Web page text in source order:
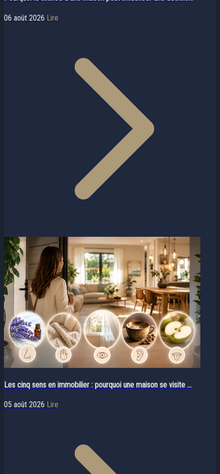
06 août 2026 Lire
Les cinq sens en immobilier : pourquoi une maison se visite ...
05 août 2026 Lire